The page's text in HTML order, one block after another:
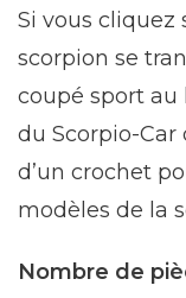
Si vous cliquez
scorpion se
coupé sport au
du Scorpio-Car
d’un crochet
modèles de la
Nombre de